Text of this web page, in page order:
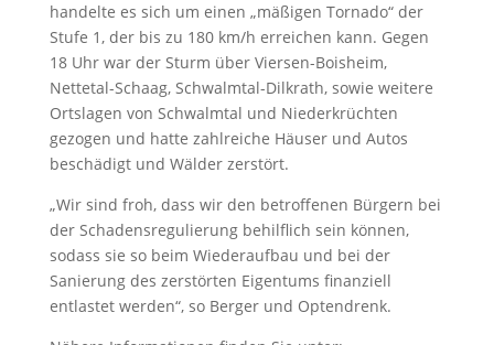
handelte es sich um einen „mäßigen Tornado“ der
Stufe 1, der bis zu 180 km/h erreichen kann. Gegen
18 Uhr war der Sturm über Viersen-Boisheim,
Nettetal-Schaag, Schwalmtal-Dilkrath, sowie weitere
Ortslagen von Schwalmtal und Niederkrüchten
gezogen und hatte zahlreiche Häuser und Autos
beschädigt und Wälder zerstört.
„Wir sind froh, dass wir den betroffenen Bürgern bei
der Schadensregulierung behilflich sein können,
sodass sie so beim Wiederaufbau und bei der
Sanierung des zerstörten Eigentums finanziell
entlastet werden“, so Berger und Optendrenk.